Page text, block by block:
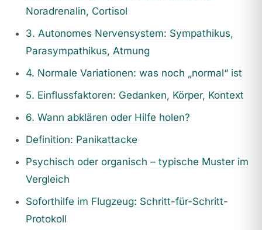
Noradrenalin, Cortisol
3. Autonomes Nervensystem: Sympathikus,
Parasympathikus, Atmung
4. Normale Variationen: was noch „normal“ ist
5. Einflussfaktoren: Gedanken, Körper, Kontext
6. Wann abklären oder Hilfe holen?
Definition: Panikattacke
Psychisch oder organisch – typische Muster im
Vergleich
Soforthilfe im Flugzeug: Schritt-für-Schritt-
Protokoll